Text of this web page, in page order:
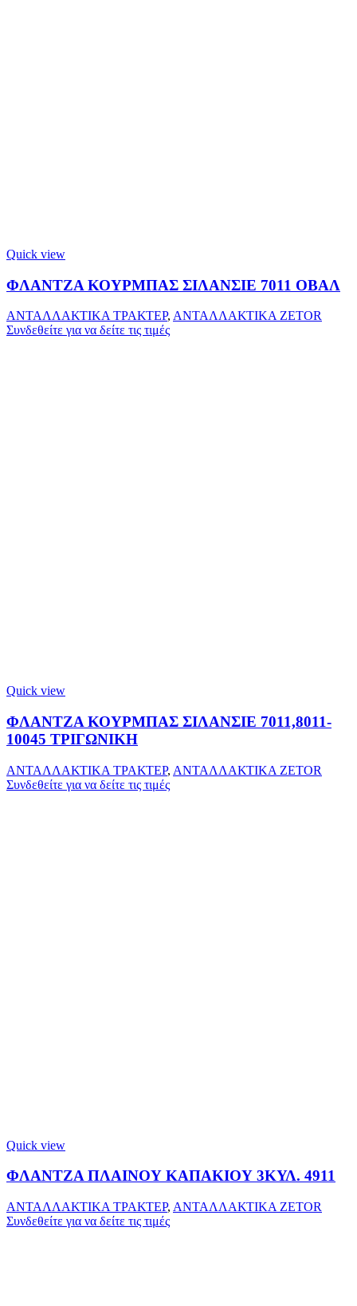
Quick view
ΦΛΑΝΤΖΑ ΚΟΥΡΜΠΑΣ ΣΙΛΑΝΣΙΕ 7011 ΟΒΑΛ
ΑΝΤΑΛΛΑΚΤΙΚΑ ΤΡΑΚΤΕΡ, ΑΝΤΑΛΛΑΚΤΙΚΑ ZETOR
Συνδεθείτε για να δείτε τις τιμές
Quick view
ΦΛΑΝΤΖΑ ΚΟΥΡΜΠΑΣ ΣΙΛΑΝΣΙΕ 7011,8011-
10045 ΤΡΙΓΩΝΙΚΗ
ΑΝΤΑΛΛΑΚΤΙΚΑ ΤΡΑΚΤΕΡ, ΑΝΤΑΛΛΑΚΤΙΚΑ ZETOR
Συνδεθείτε για να δείτε τις τιμές
Quick view
ΦΛΑΝΤΖΑ ΠΛΑΙΝΟΥ ΚΑΠΑΚΙΟΥ 3ΚΥΛ. 4911
ΑΝΤΑΛΛΑΚΤΙΚΑ ΤΡΑΚΤΕΡ, ΑΝΤΑΛΛΑΚΤΙΚΑ ZETOR
Συνδεθείτε για να δείτε τις τιμές